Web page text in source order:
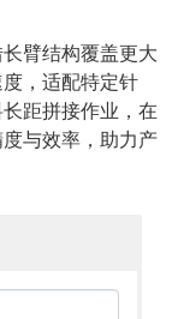
臂结构覆盖更大
，适配特定针
距拼接作业，在
与效率，助力产